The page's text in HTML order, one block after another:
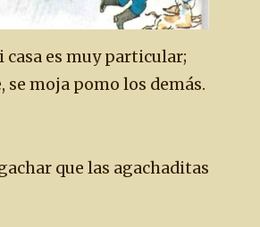
casa es muy particular;
se moja pomo los demás.
que las agachaditas